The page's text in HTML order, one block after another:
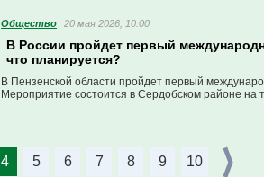
Общество 20 мая 2026, 10:00
В России пройдет первый
что планируется?
В Пензенской области пройдет первый
Мероприятие состоится в Сердобском районе на
4 5 6 7 8 9 10